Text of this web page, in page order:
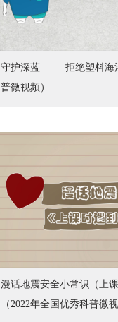
守护深蓝 —— 拒绝塑料海
普微视频）
漫话地震安全小常识（上
（2022年全国优秀科普微视